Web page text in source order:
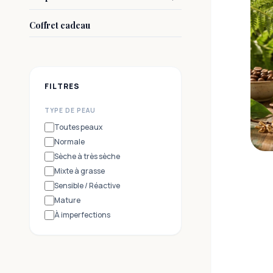
Coffret cadeau
FILTRES
TYPE DE PEAU
Toutes peaux
Normale
Sèche à très sèche
Mixte à grasse
Sensible / Réactive
Mature
À imperfections